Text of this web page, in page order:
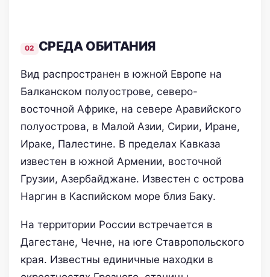
СРЕДА ОБИТАНИЯ
Вид распространен в южной Европе на
Балканском полуострове, северо-
восточной Африке, на севере Аравийского
полуострова, в Малой Азии, Сирии, Иране,
Ираке, Палестине. В пределах Кавказа
известен в южной Армении, восточной
Грузии, Азербайджане. Известен с острова
Наргин в Каспийском море близ Баку.
На территории России встречается в
Дагестане, Чечне, на юге Ставропольского
края. Известны единичные находки в